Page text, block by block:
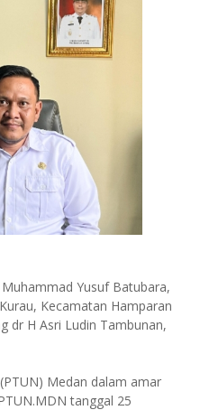
Yusuf Batubara,
Kecamatan Hamparan
dr H Asri Ludin Tambunan,
Medan dalam amar
tanggal 25